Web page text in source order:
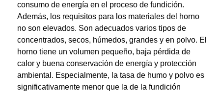
consumo de energía en el proceso de fundición.
Además, los requisitos para los materiales del horno
no son elevados. Son adecuados varios tipos de
concentrados, secos, húmedos, grandes y en polvo. El
horno tiene un volumen pequeño, baja pérdida de
calor y buena conservación de energía y protección
ambiental. Especialmente, la tasa de humo y polvo es
significativamente menor que la de la fundición